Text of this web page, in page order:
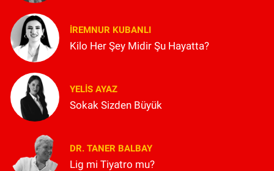
İREMNUR KUBANLI
Kilo Her Şey Midir Şu Hayatta?
YELIS AYAZ
Sokak Sizden Büyük
DR. TANER BALBAY
Lig mi Tiyatro mu?